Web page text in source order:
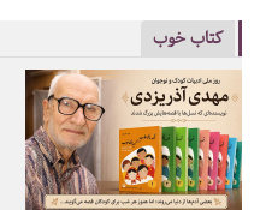
کتاب خوب